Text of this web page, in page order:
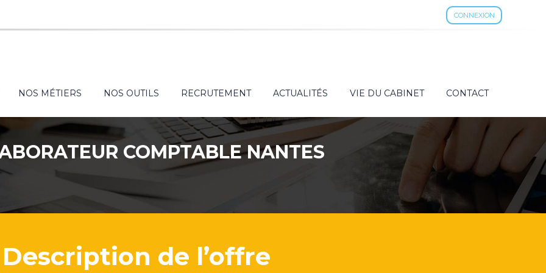
CONNEXION
NOS MÉTIERS NOS OUTILS RECRUTEMENT ACTUALITÉS VIE DU CABINET CONTACT
COMPTABLE NANTES
Description de l’offre